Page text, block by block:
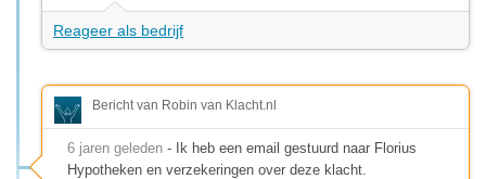
Reageer als bedrijf
Bericht van Robin van Klacht.nl
6 jaren geleden - Ik heb een email gestuurd naar Florius
Hypotheken en verzekeringen over deze klacht.